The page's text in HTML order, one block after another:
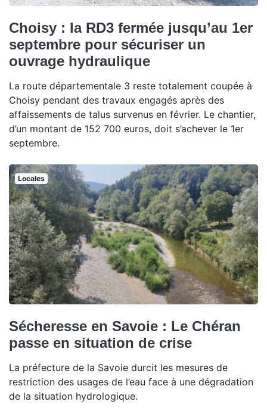
Choisy : la RD3 fermée jusqu’au 1er
septembre pour sécuriser un
ouvrage hydraulique
La route départementale 3 reste totalement coupée à
Choisy pendant des travaux engagés après des
affaissements de talus survenus en février. Le chantier,
d’un montant de 152 700 euros, doit s’achever le 1er
septembre.
Locales
Sécheresse en Savoie : Le Chéran
passe en situation de crise
La préfecture de la Savoie durcit les mesures de
restriction des usages de l’eau face à une dégradation
de la situation hydrologique.